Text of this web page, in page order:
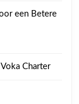
een Betere
Charter